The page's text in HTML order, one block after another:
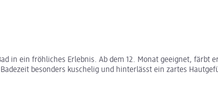
in ein fröhliches Erlebnis. Ab dem 12. Monat geeignet,
besonders kuschelig und hinterlässt ein zartes